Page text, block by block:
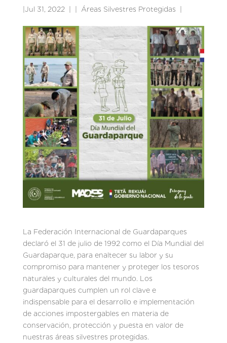
Jul 31, 2022 Áreas Silvestres Protegidas
La Federación Internacional de Guardaparques
declaró el 31 de julio de 1992 como el Día Mundial del
Guardaparque, para enaltecer su labor y su
compromiso para mantener y proteger los tesoros
naturales y culturales del mundo. Los
guardaparques cumplen un rol clave e
indispensable para el desarrollo e implementación
de acciones impostergables en materia de
conservación, protección y puesta en valor de
nuestras áreas silvestres protegidas.